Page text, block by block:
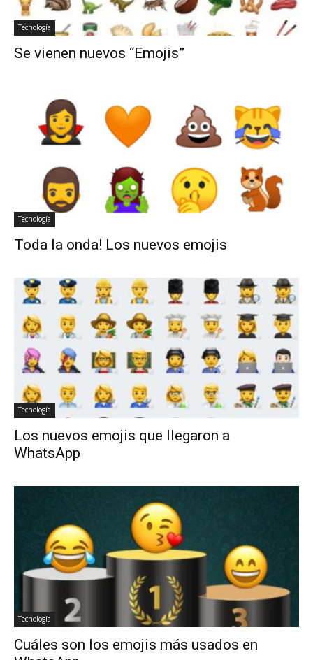
Tecnología
Se vienen nuevos “Emojis”
Tecnología
Toda la onda! Los nuevos emojis
Tecnología
Los nuevos emojis que llegaron a
WhatsApp
Tecnología
Cuáles son los emojis más usados en